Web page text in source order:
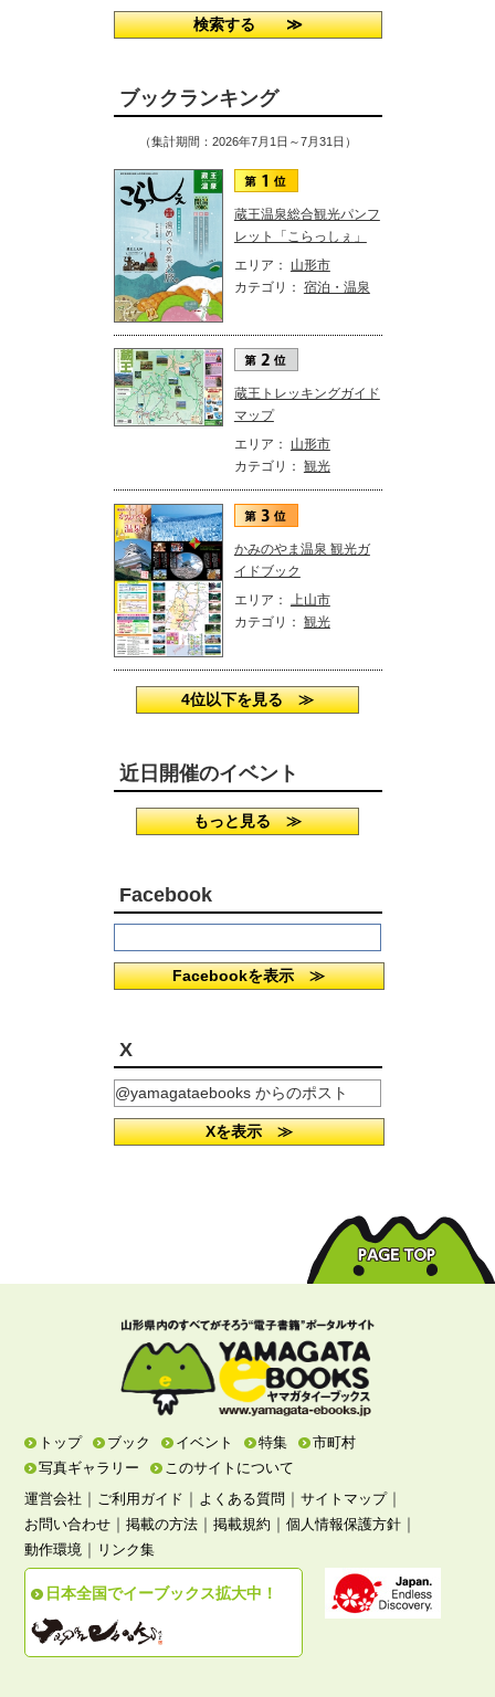
ブックランキング
（集計期間：2026年7月1日～7月31日）
蔵王温泉総合観光パンフ
レット「こらっしぇ」
エリア： 山形市
カテゴリ： 宿泊・温泉
蔵王トレッキングガイド
マップ
エリア： 山形市
カテゴリ： 観光
かみのやま温泉 観光ガ
イドブック
エリア：
上山市
カテゴリ： 観光
4位以下を見る ≫
近日開催のイベント
もっと見る ≫
Facebook
Facebookを表示 ≫
X
@yamagataebooks からのポスト
Xを表示 ≫
トップ ブック イベント 特集
市町村
写真ギャラリー
このサイトについて
運営会社 ｜ ご利用ガイド ｜ よくある質問 ｜サイトマップ｜
お問い合わせ ｜掲載の方法 ｜掲載規約 ｜個人情報保護方針 ｜
動作環境 ｜ リンク集
日本全国でイーブックス拡大中！